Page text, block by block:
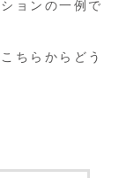
ョンの一例で
ちらからどう